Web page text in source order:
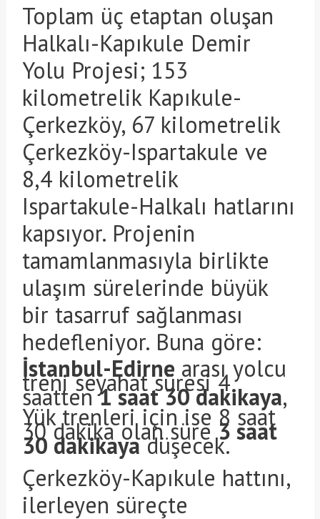
Toplam üç etaptan oluşan
Halkalı-Kapıkule Demir
Yolu Projesi; 153
kilometrelik Kapıkule-
Çerkezköy, 67 kilometrelik
Çerkezköy-Ispartakule ve
8,4 kilometrelik
Ispartakule-Halkalı hatlarını
kapsıyor. Projenin
tamamlanmasıyla birlikte
ulaşım sürelerinde büyük
bir tasarruf sağlanması
hedefleniyor. Buna göre:
İstanbul-Edirne arası yolcu
treni seyahat süresi 4
saatten1 saat 30 dakikaya,
Yük trenleri için ise 8 saat
30 dakika olan süre3 saat
30 dakikayadüşecek.
Çerkezköy-Kapıkule hattını,
ilerleyen süreçte